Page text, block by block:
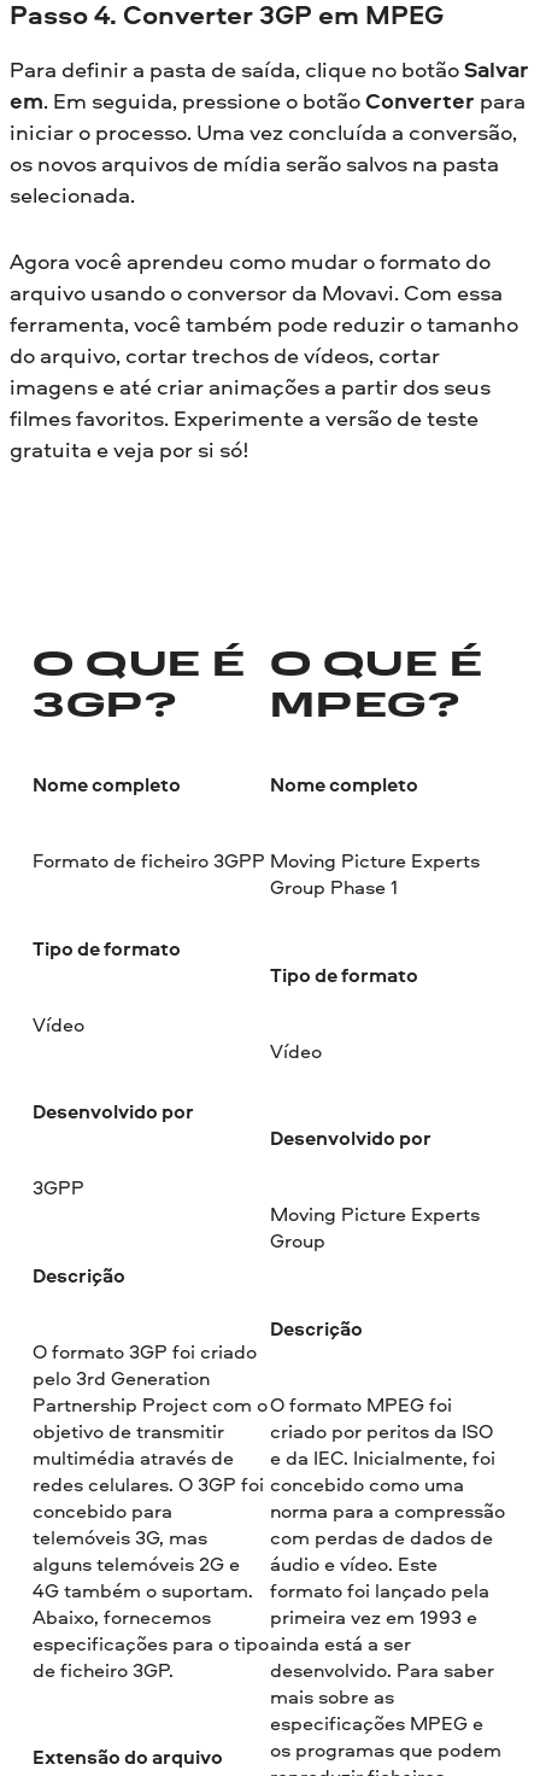
Passo 4. Converter 3GP em MPEG
Para definir a pasta de saída, clique no botãoSalvar
em. Em seguida, pressione o botãoConverter para
iniciar o processo. Uma vez concluída a conversão,
os novos arquivos de mídia serão salvos na pasta
selecionada.
Agora você aprendeu como mudar o formato do
arquivo usando o conversor da Movavi. Com essa
ferramenta, você também pode reduzir o tamanho
do arquivo, cortar trechos de vídeos, cortar
imagens e até criar animações a partir dos seus
filmes favoritos. Experimente a versão de teste
gratuita e veja por si só!
O QUE É
3GP?
Nome completo
Formato de ficheiro 3GPP
Tipo de formato
Vídeo
Desenvolvido por
3GPP
Descrição
O formato 3GP foi criado
pelo 3rd Generation
Partnership Project com o
objetivo de transmitir
multimédia através de
redes celulares. O 3GP foi
concebido para
telemóveis 3G, mas
alguns telemóveis 2G e
4G também o suportam.
Abaixo, fornecemos
especificações para o tipo
de ficheiro 3GP.
Extensão do arquivo
O QUE É
MPEG?
Nome completo
Moving Picture Experts
Group Phase 1
Tipo de formato
Vídeo
Desenvolvido por
Moving Picture Experts
Group
Descrição
O formato MPEG foi
criado por peritos da ISO
e da IEC. Inicialmente, foi
concebido como uma
norma para a compressão
com perdas de dados de
áudio e vídeo. Este
formato foi lançado pela
primeira vez em 1993 e
ainda está a ser
desenvolvido. Para saber
mais sobre as
especificações MPEG e
os programas que podem